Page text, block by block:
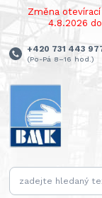
Změna
4.8.2026
+420 731 443
(Po-Pá 8–16 hod.)